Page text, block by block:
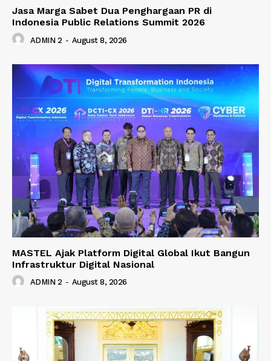
Jasa Marga Sabet Dua Penghargaan PR di
Indonesia Public Relations Summit 2026
ADMIN 2 - August 8, 2026
MASTEL Ajak Platform Digital Global Ikut Bangun
Infrastruktur Digital Nasional
ADMIN 2 - August 8, 2026